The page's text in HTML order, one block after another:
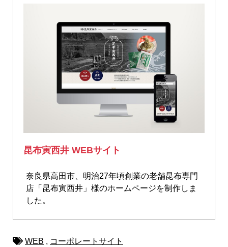
昆布寅西井 WEBサイト
奈良県高田市、明治27年頃創業の老舗昆布専門
店「昆布寅西井」様のホームページを制作しま
した。
WEB , コーポレートサイト